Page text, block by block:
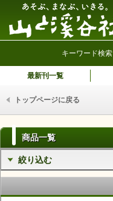
キーワード検索
最新刊一覧
トップページに戻る
商品一覧
絞り込む